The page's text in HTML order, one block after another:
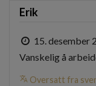
Erik
15. desember
Vanskelig å
translate Oversatt fra